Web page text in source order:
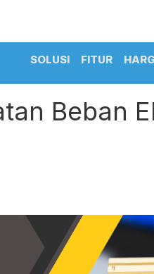
SOLUSI FITUR
Beban